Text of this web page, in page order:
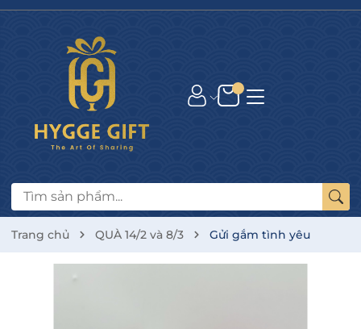
Trang chủ QUÀ 14/2 và 8/3 Gửi gắm tình yêu